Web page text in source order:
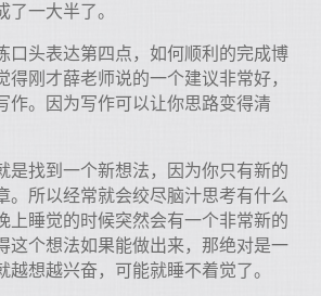
了一大半了。
口头表达第四点，如何顺利的完成博
得刚才薛老师说的一个建议非常好，
作。因为写作可以让你思路变得清
是找到一个新想法，因为你只有新的
。所以经常就会绞尽脑汁思考有什么
上睡觉的时候突然会有一个非常新的
这个想法如果能做出来，那绝对是一
越想越兴奋，可能就睡不着觉了。